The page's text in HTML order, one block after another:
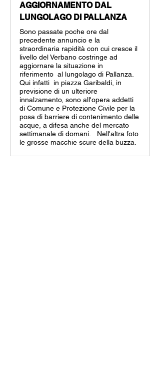
AGGIORNAMENTO DAL
LUNGOLAGO DI PALLANZA
Sono passate poche ore dal
precedente annuncio e la
straordinaria rapidità con cui cresce il
livello del Verbano costringe ad
aggiornare la situazione in
riferimento al lungolago di Pallanza.
Qui infatti in piazza Garibaldi, in
previsione di un ulteriore
innalzamento, sono all'opera addetti
di Comune e Protezione Civile per la
posa di barriere di contenimento delle
acque, a difesa anche del mercato
settimanale di domani. Nell'altra foto
le grosse macchie scure della buzza.